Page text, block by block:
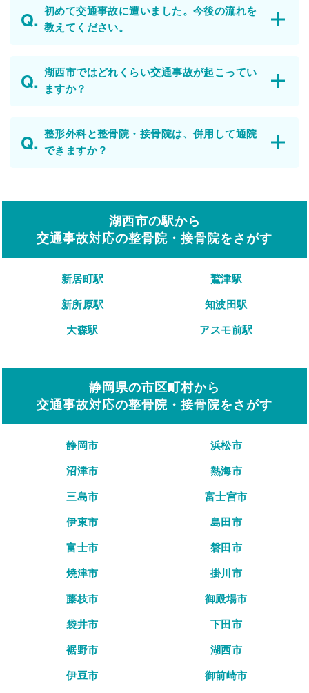
初めて交通事故に遭いました。今後の流れを
教えてください。
湖西市ではどれくらい交通事故が起こってい
ますか？
整形外科と整骨院・接骨院は、併用して通院
できますか？
湖西市の駅から
交通事故対応の整骨院・接骨院をさがす
新居町駅
鷲津駅
新所原駅
知波田駅
大森駅
アスモ前駅
静岡県の市区町村から
交通事故対応の整骨院・接骨院をさがす
静岡市
浜松市
沼津市
熱海市
三島市
富士宮市
伊東市
島田市
富士市
磐田市
焼津市
掛川市
藤枝市
御殿場市
袋井市
下田市
裾野市
湖西市
伊豆市
御前崎市